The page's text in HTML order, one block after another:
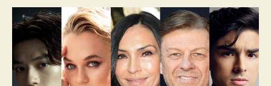
elenco
do
filme
norte-
americano
de